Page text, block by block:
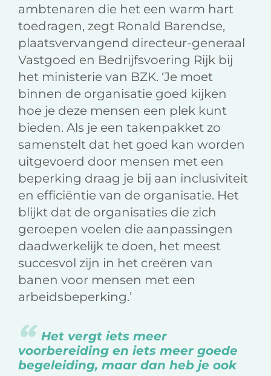
ambtenaren die het een warm hart
toedragen, zegt Ronald Barendse,
plaatsvervangend directeur-generaal
Vastgoed en Bedrijfsvoering Rijk bij
het ministerie van BZK. ‘Je moet
binnen de organisatie goed kijken
hoe je deze mensen een plek kunt
bieden. Als je een takenpakket zo
samenstelt dat het goed kan worden
uitgevoerd door mensen met een
beperking draag je bij aan inclusiviteit
en efficiëntie van de organisatie. Het
blijkt dat de organisaties die zich
geroepen voelen die aanpassingen
daadwerkelijk te doen, het meest
succesvol zijn in het creëren van
banen voor mensen met een
arbeidsbeperking.’
Het vergt iets meer
voorbereiding en iets meer goede
begeleiding, maar dan heb je ook